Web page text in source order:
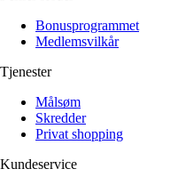
Klær
Reise
Informasjon
Tilbehør
Lukk
Alle artikler
Klær
Reise
Informasjon
Tilbehør
Målsøm
Lukk
Bonusprogrammet
Medlemsvilkår
Tjenester
Målsøm
Skredder
Privat shopping
Kundeservice